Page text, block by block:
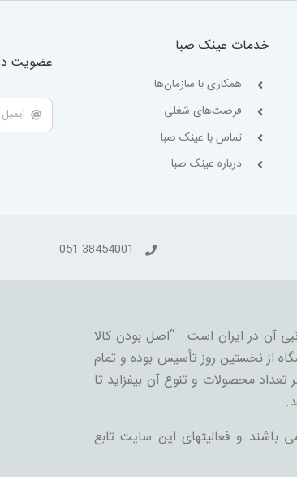
خدمات عینک صبا
همکاری با سازمان‌ها
فرصت‌های شغلی
تماس با عینک صبا
درباره عینک صبا
عضویت
051-38454001
آن در ایران است . “اصل بودن کالا
از نخستین روز تأسیس بوده و تمام
محصولات و تنوع آن بیفزاید تا
باشند و فعالیتهای این سایت تابع